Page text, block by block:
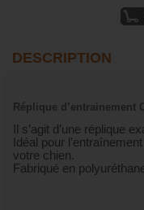
DESCRIPTION
Réplique d’entrainement
Il s’agit d’une réplique
Idéal pour
votre chien.
Fabriqué en